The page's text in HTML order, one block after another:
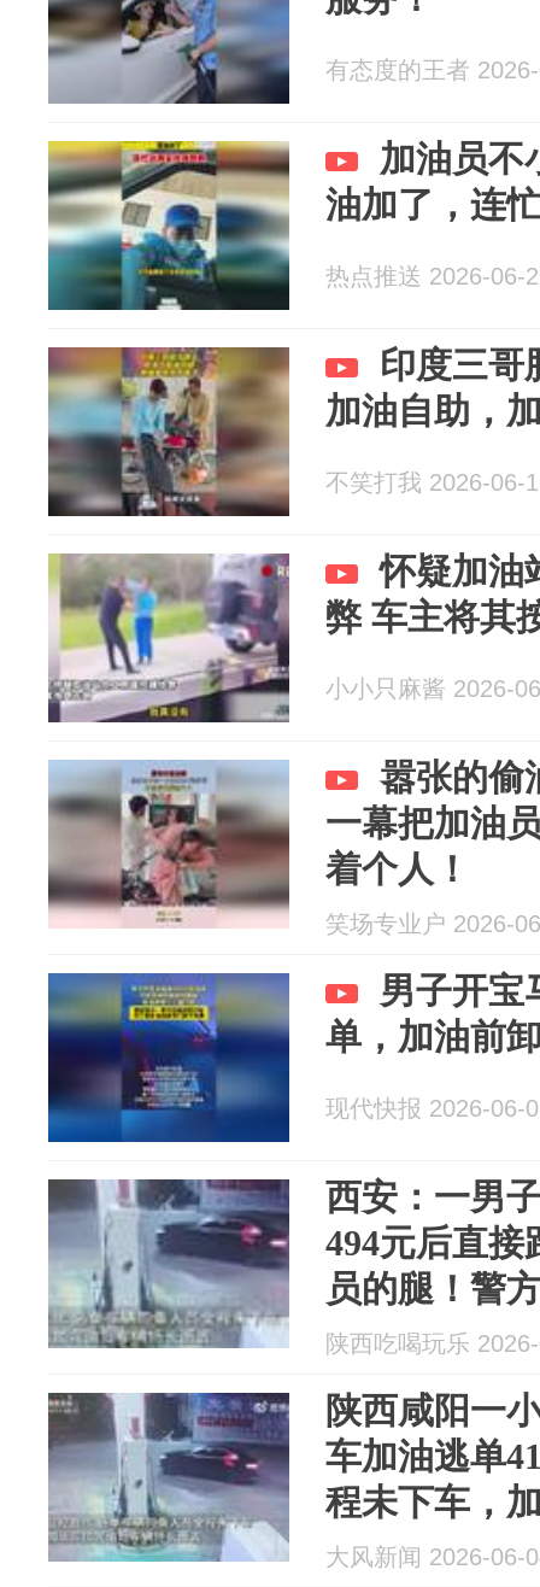
有态度的王者
加油员不
油加了，连
热点推送 2026-06-
印度三哥
加油自助，
不笑打我 2026-06-
怀疑加油
弊 车主将其
小小只麻酱 2026-
嚣张的偷
一幕把加油
着个人！
笑场专业户 2026-
男子开宝
单，加油前
现代快报 2026-06-
西安：一男
494元后直接
员的腿！警
陕西吃喝玩乐
陕西咸阳一
车加油逃单
程未下车，
加油站垫付
大风新闻 2026-06-